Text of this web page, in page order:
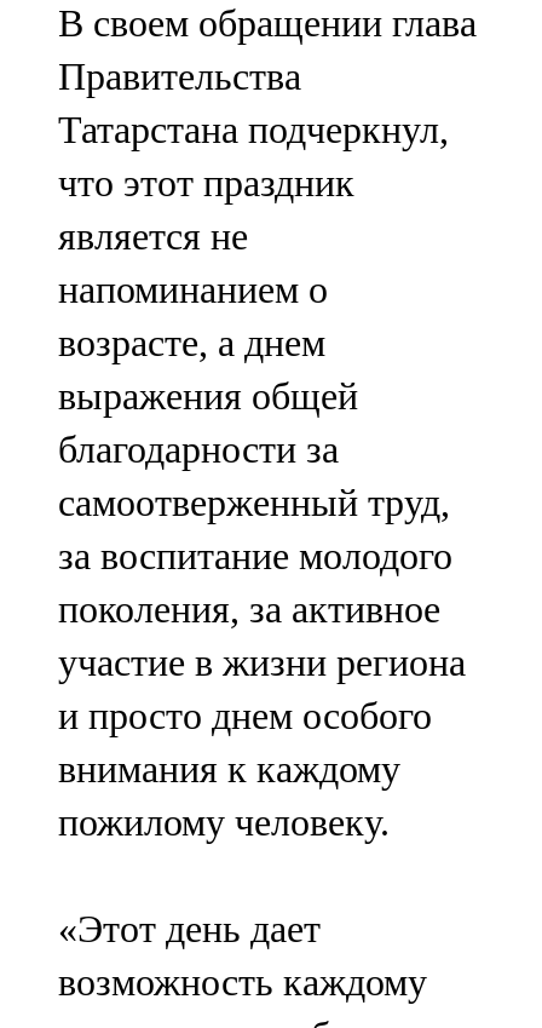
Теләче
106,1 FM
Түбән Кама
102,6 FM
Чирмешән
107,7 FM
Чистай
103,0 FM
Чүпрәле
91,0 FM
Шәмәрдән
102,3 FM
Яңа чишмә
107,0 FM
Яр Чаллы
105,5 FM
В своем обращении глава
Правительства
Татарстана подчеркнул,
что этот праздник
является не
напоминанием о
возрасте, а днем
выражения общей
благодарности за
самоотверженный труд,
за воспитание молодого
поколения, за активное
участие в жизни региона
и просто днем особого
внимания к каждому
пожилому человеку.
«Этот день дает
возможность каждому